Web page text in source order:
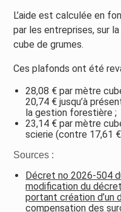
L’aide est calculée en
par les entreprises, sur
cube de grumes.
Ces plafonds ont été
28,08 € par mètre
20,74 € jusqu’à
la gestion forestière ;
23,14 € par mètre
scierie (contre 17,61
Sources :
Décret no 2026-504
modification du
portant création d’un
compensation des